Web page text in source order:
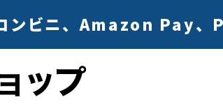
ンビニ、Amazon Pay